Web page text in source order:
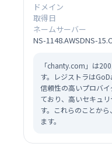
ドメイン
取得日
ネームサーバー
NS-1148.AWSDNS-
「chanty.com」は
す。レジストラは
信頼性の高いプロバ
ており、高いセキュ
す。これらのことか
ます。